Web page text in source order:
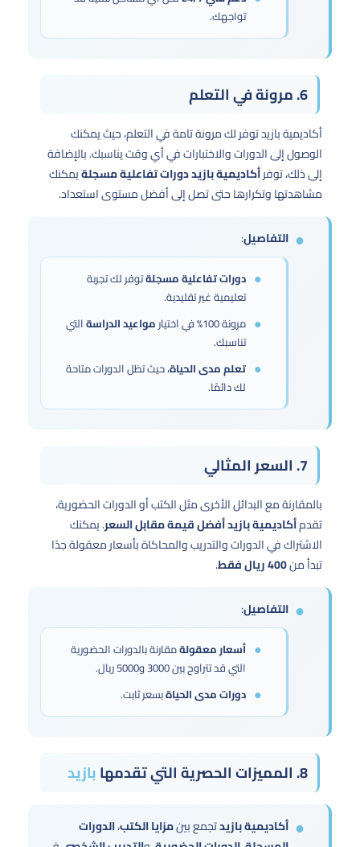
تواجهك.
6. مرونة في التعلم
أكاديمية بازيد توفر لك مرونة تامة في التعلم، حيث يمكنك
الوصول إلى الدورات والاختبارات في أي وقت يناسبك. بالإضافة
إلى ذلك، توفرأكاديمية بازيددورات تفاعلية مسجلةيمكنك
مشاهدتها وتكرارها حتى تصل إلى أفضل مستوى استعداد.
التفاصيل:
دورات تفاعلية مسجلةتوفر لك تجربة
تعليمية غير تقليدية.
مرونة 100% في اختيار
مواعيد الدراسةالتي
تناسبك.
تعلم مدى الحياة، حيث تظل الدورات متاحة
لك دائمًا.
7. السعر المثالي
بالمقارنة مع البدائل الأخرى مثل الكتب أو الدورات الحضورية،
تقدمأكاديمية بازيدأفضل قيمة مقابل السعر. يمكنك
الاشتراك في الدورات والتدريب والمحاكاة بأسعار معقولة جدًا
تبدأ من400 ريال فقط .
التفاصيل:
أسعار معقولةمقارنة بالدورات الحضورية
التي قد تتراوح بين 3000 و5000 ريال.
دورات مدى الحياةبسعر ثابت.
8. المميزات الحصرية التي تقدمها بازيد
أكاديمية بازيدتجمع بينمزايا الكتب،الدورات